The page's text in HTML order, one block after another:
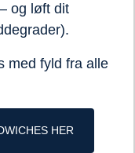
og løft dit
med fyld fra alle
HER